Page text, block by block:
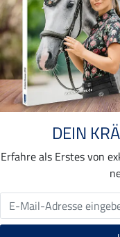
DEIN
Erfahre als Erstes von